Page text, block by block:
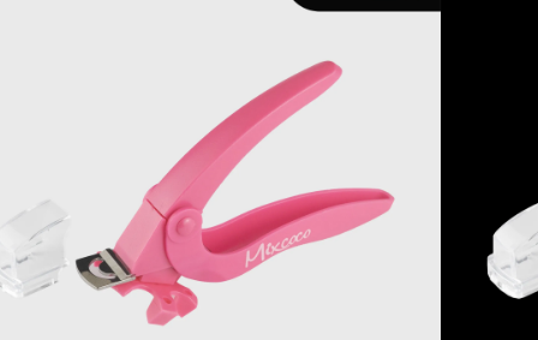
al carrito
WhatsApp